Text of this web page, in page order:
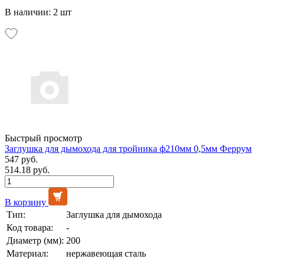
В наличии: 2 шт
Быстрый просмотр
Заглушка для дымохода для тройника ф210мм 0,5мм Феррум
547 руб.
514.18 руб.
В корзину
Тип:
Заглушка для дымохода
Код товара:
-
Диаметр (мм): 200
Материал:
нержавеющая сталь